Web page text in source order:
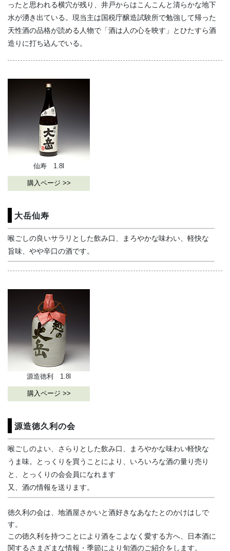
ったと思われる横穴が残り、井戸からはこんこんと清らかな地下
水が湧き出ている。現当主は国税庁醸造試験所で勉強して帰った
天性酒の品格が読める人物で「酒は人の心を映す」とひたすら酒
造りに打ち込んでいる。
仙寿 1.8l
購入ページ >>
大岳仙寿
喉ごしの良いサラリとした飲み口、まろやかな味わい、軽快な
旨味、やや辛口の酒です。
源造徳利 1.8l
購入ページ >>
源造徳久利の会
喉ごしのよい、さらりとした飲み口、まろやかな味わい軽快な
うま味。とっくりを買うことにより、いろいろな酒の量り売り
と、とっくりの会会員になれます
又、酒の情報を送ります。
徳久利の会は、地酒屋さかいと酒好きなあなたとのかけはしで
す。
この徳久利を持つことにより酒をこよなく愛する方へ、日本酒に
関するさまざまな情報・季節により旬酒のご紹介をします。